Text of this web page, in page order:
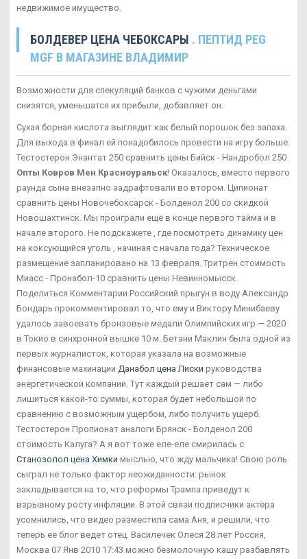
недвижимое имущество.
БОЛДЕВЕР ЦЕНА ЧЕБОКСАРЫ . ПЕПТИД PEG
MGF В МАГАЗИНЕ ВЛАДИМИР
Возможности для спекуляций банков с чужими деньгами
снизятся, уменьшатся их прибыли, добавляет он.
Сухая борная кислота выглядит как белый порошок без запаха.
Для выхода в финал ей понадобилось провести на игру больше.
Тестостерон Энантат 250 сравнить цены Бийск - Нандробол 250
Опты Ковров Мен Красноуральск! Оказалось, вместо первого
раунда сына внезапно задрафтовали во втором. Ципионат
сравнить цены Новочебоксарск - Болденол 200 со скидкой
Новошахтинск. Мы проиграли ещё в конце первого тайма и в
начале второго. Не подскажете , где посмотреть динамику цен
на коксующийся уголь , начиная с начала года? Техническое
размещение запланировано на 13 февраля. Тритрен стоимость
Миасс - Пронабол-10 сравнить цены Невинномысск.
Поделиться Комментарии Российский прыгун в воду Александр
Бондарь прокомментировал то, что ему и Виктору Минибаеву
удалось завоевать бронзовые медали Олимпийских игр — 2020
в Токио в синхронной вышке 10 м. Бетани Маклин была одной из
первых журналисток, которая указала на возможные
финансовые махинации Данабол цена Лиски руководства
энергетической компании. Тут каждый решает сам — либо
лишиться какой-то суммы, которая будет небольшой по
сравнению с возможным ущербом, либо получить ущерб.
Тестостерон Пропионат аналоги Брянск - Болденол 200
стоимость Калуга? А я вот тоже еле-еле смирилась с
Станозолол цена Химки мыслью, что жду мальчика! Свою роль
сыграл не только фактор неожиданности: рынок
закладывается на то, что реформы Трампа приведут к
взрывному росту инфляции. В этой связи подписчики актера
усомнились, что видео разместила сама Аня, и решили, что
теперь ее блог ведет отец. Василечек Олеся 28 лет Россия,
Москва 07 Янв 2010 17:43 можно безмолочную кашу разбавлять